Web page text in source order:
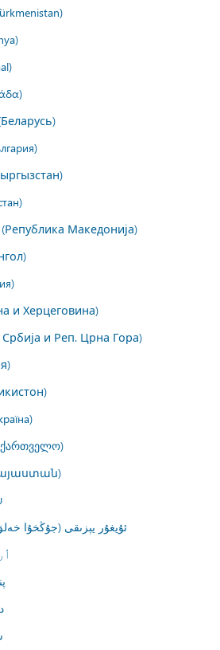
Македонија)
и Херцеговина)
и Реп. Црна Гора)
ئۇيغۇر يېزىقى (جۇڭخۇا